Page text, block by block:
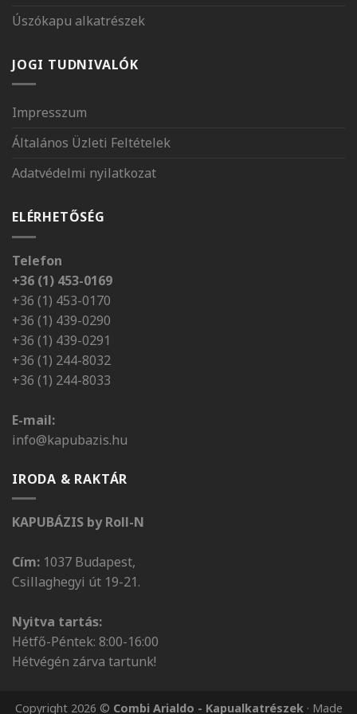
Úszókapu alkatrészek
JOGI TUDNIVALÓK
Impresszum
Általános Üzleti Feltételek
Adatvédelmi nyilatkozat
ELÉRHETŐSÉG
Telefon
+36 (1) 453-0169
+36 (1) 453-0170
+36 (1) 439-0290
+36 (1) 439-0291
+36 (1) 244-8032
+36 (1) 244-8033
E-mail:
info@kapubazis.hu
IRODA & RAKTÁR
KAPUBÁZIS by Roll-N
Cím: 1037 Budapest,
Csillaghegyi út 19-21.
Nyitva tartás:
Hétfő-Péntek: 8:00-16:00
Hétvégén zárva tartunk!
Copyright 2026 © Combi Arialdo - Kapualkatrészek· Made